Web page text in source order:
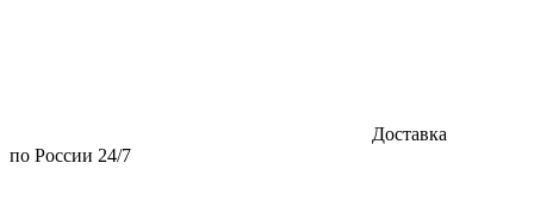
Доставка
по России 24/7